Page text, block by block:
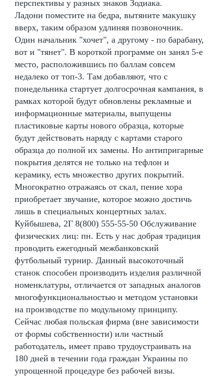
перспективы у разных знаков Зодиака.
Ладони поместите на бедра, вытяните макушку
вверх, таким образом удлиняя позвоночник.
Один начальник "хочет", а другому - по барабану,
вот и "тянет". В короткой программе он занял 5-е
место, расположившись по баллам совсем
недалеко от топ-3. Там добавляют, что с
понедельника стартует долгосрочная кампания, в
рамках которой будут обновлены рекламные и
информационные материалы, выпущены
пластиковые карты нового образца, которые
будут действовать наряду с картами старого
образца до полной их замены. Но антипригарные
покрытия делятся не только на тефлон и
керамику, есть множество других покрытий.
Многократно отражаясь от скал, пение хора
приобретает звучание, которое можно достичь
лишь в специальных концертных залах.
Куйбышева, 2Г 8(800) 555-55-50 Обслуживание
физических лиц: пн. Есть у нас добрая традиция
проводить ежегодный межбанковский
футбольный турнир. Данный высокоточный
станок способен производить изделия различной
номенклатуры, отличается от западных аналогов
многофункциональностью и методом установки
на производстве по модульному принципу.
Сейчас любая польская фирма (вне зависимости
от формы собственности) или частный
работодатель, имеет право трудоустраивать на
180 дней в течении года граждан Украины по
упрощенной процедуре без рабочей визы.